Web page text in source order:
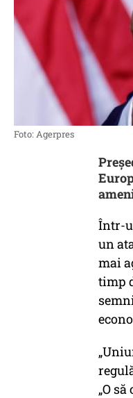
Foto: Agerpres
Într-
un
mai
timp
„O